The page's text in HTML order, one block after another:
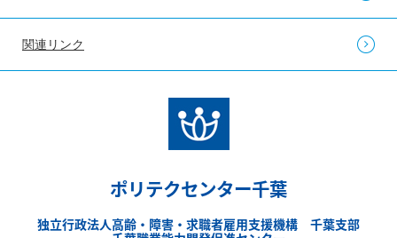
関連リンク
ポリテクセンター千葉
独立行政法人高齢・障害・求職者雇用支援機構 千葉支部